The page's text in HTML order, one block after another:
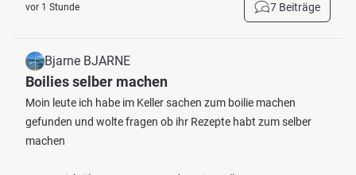
vor 1 Stunde 7 Beiträge
Bjarne BJARNE
Boilies selber machen
Moin leute ich habe im Keller sachen zum boilie machen
gefunden und wolte fragen ob ihr Rezepte habt zum selber
machen